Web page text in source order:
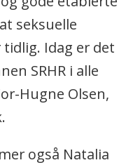
seksuelle
Idag er det
SRHR i alle
Hugne Olsen,
også Natalia